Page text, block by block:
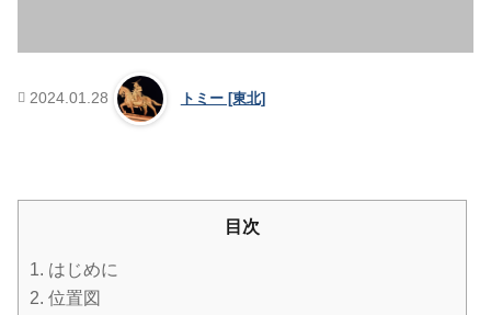
2024.01.28 トミー [東北]
目次
1. はじめに
2. 位置図